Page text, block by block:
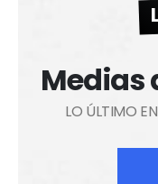
Medias
LO ÚLTIMO